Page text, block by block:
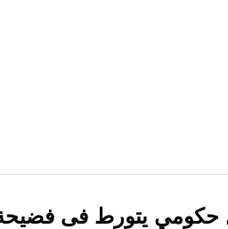
يتورط فى فضيحة